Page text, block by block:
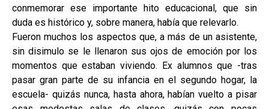
conmemorar ese importante hito educacional, que sin
duda es histórico y, sobre manera, había que relevarlo.
Fueron muchos los aspectos que, a más de un asistente,
sin disimulo se le llenaron sus ojos de emoción por los
momentos que estaban viviendo. Ex alumnos que -tras
pasar gran parte de su infancia en el segundo hogar, la
escuela- quizás nunca, hasta ahora, habían vuelto a pisar